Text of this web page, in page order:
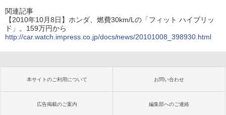
関連記事
【2010年10月8日】ホンダ、燃費30km/Lの「フィット ハイブリッ
ド」。159万円から
http://car.watch.impress.co.jp/docs/news/20101008_398930.html
本サイトのご利用について お問い合わせ
広告掲載のご案内 編集部へのご連絡